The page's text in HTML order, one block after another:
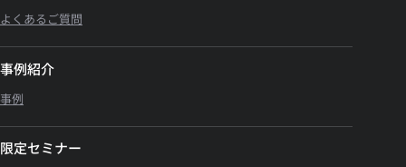
よくあるご質問
事例紹介
事例
限定セミナー